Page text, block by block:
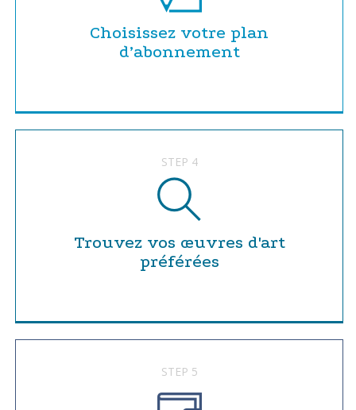
Choisissez votre plan
d’abonnement
STEP 4
Trouvez vos œuvres d'art
préférées
STEP 5